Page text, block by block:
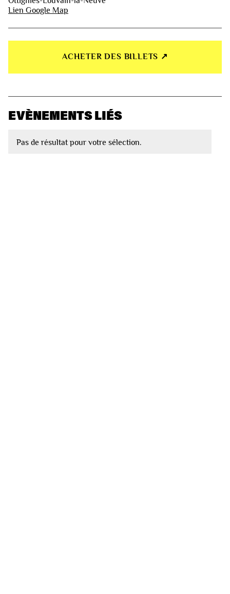
Lien Google Map
ACHETER DES BILLETS ↗︎
EVÈNEMENTS LIÉS
Pas de résultat pour votre sélection.